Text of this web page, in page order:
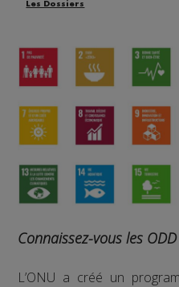
Les Dossiers
Connaissez-vous les ODD
L’ONU a créé un